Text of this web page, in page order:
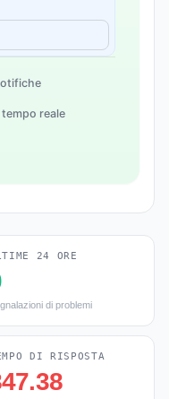
reale
24 ORE
di problemi
DI RISPOSTA